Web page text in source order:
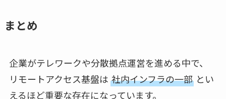
まとめ
企業がテレワークや分散拠点運営を進める中で、
リモートアクセス基盤は 社内インフラの一部とい
えるほど重要な存在になっています。